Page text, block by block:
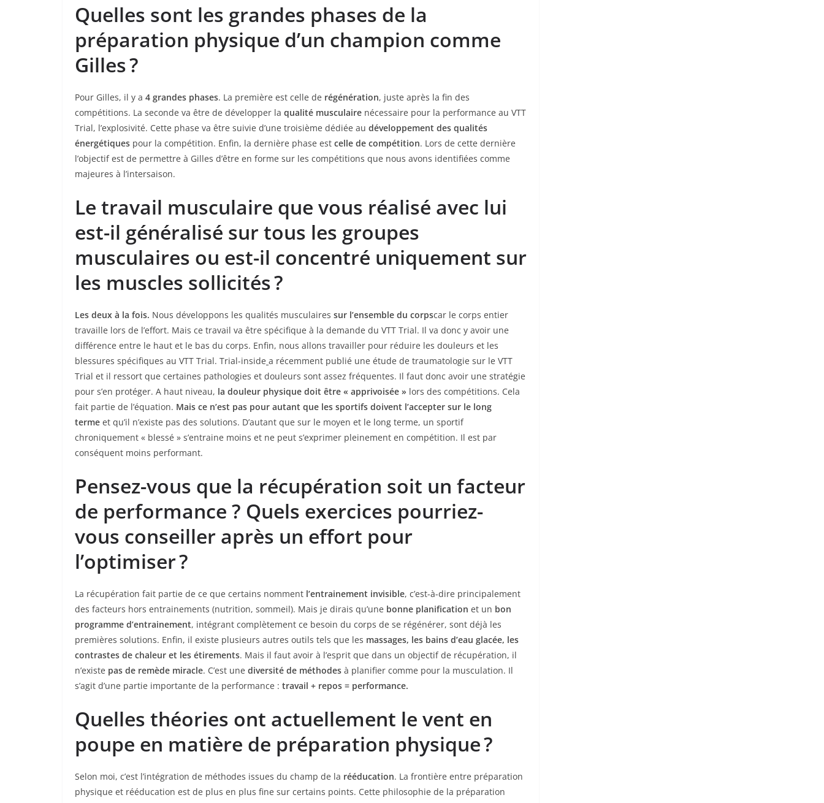
Quelles sont les grandes phases de la
préparation physique d’un champion comme
Gilles ?
Pour Gilles, il y a 4 grandes phases. La première est celle de régénération, juste après la fin des
compétitions. La seconde va être de développer la qualité musculaire nécessaire pour la performance au VTT
Trial, l’explosivité. Cette phase va être suivie d’une troisième dédiée au développement des qualités
énergétiques pour la compétition. Enfin, la dernière phase est celle de compétition. Lors de cette dernière
l’objectif est de permettre à Gilles d’être en forme sur les compétitions que nous avons identifiées comme
majeures à l’intersaison.
Le travail musculaire que vous réalisé avec lui
est-il généralisé sur tous les groupes
musculaires ou est-il concentré uniquement sur
les muscles sollicités ?
Les deux à la fois. Nous développons les qualités musculaires sur l’ensemble du corpscar le corps entier
travaille lors de l’effort. Mais ce travail va être spécifique à la demande du VTT Trial. Il va donc y avoir une
différence entre le haut et le bas du corps. Enfin, nous allons travailler pour réduire les douleurs et les
blessures spécifiques au VTT Trial. Trial-inside a récemment publié une étude de traumatologie sur le VTT
Trial et il ressort que certaines pathologies et douleurs sont assez fréquentes. Il faut donc avoir une stratégie
pour s’en protéger. A haut niveau, la douleur physique doit être « apprivoisée » lors des compétitions. Cela
fait partie de l’équation. Mais ce n’est pas pour autant que les sportifs doivent l’accepter sur le long
terme et qu’il n’existe pas des solutions. D’autant que sur le moyen et le long terme, un sportif
chroniquement « blessé » s’entraine moins et ne peut s’exprimer pleinement en compétition. Il est par
conséquent moins performant.
Pensez-vous que la récupération soit un facteur
de performance ? Quels exercices pourriez-
vous conseiller après un effort pour
l’optimiser ?
La récupération fait partie de ce que certains nomment l’entrainement invisible, c’est-à-dire principalement
des facteurs hors entrainements (nutrition, sommeil). Mais je dirais qu’une bonne planification et un bon
programme d’entrainement, intégrant complètement ce besoin du corps de se régénérer, sont déjà les
premières solutions. Enfin, il existe plusieurs autres outils tels que les massages, les bains d’eau glacée, les
contrastes de chaleur et les étirements. Mais il faut avoir à l’esprit que dans un objectif de récupération, il
n’existe pas de remède miracle. C’est une diversité de méthodes à planifier comme pour la musculation. Il
s’agit d’une partie importante de la performance : travail + repos = performance.
Quelles théories ont actuellement le vent en
poupe en matière de préparation physique ?
Selon moi, c’est l’intégration de méthodes issues du champ de la rééducation. La frontière entre préparation
physique et rééducation est de plus en plus fine sur certains points. Cette philosophie de la préparation